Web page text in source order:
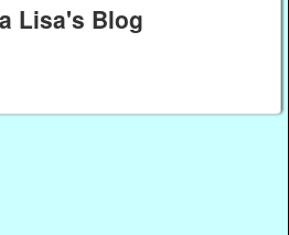
Lisa's Blog